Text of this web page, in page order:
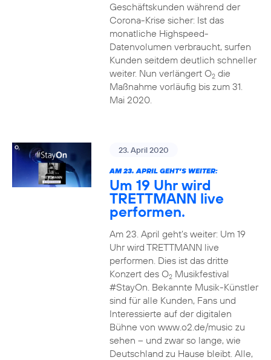
Geschäftskunden während der
Corona-Krise sicher: Ist das
monatliche Highspeed-
Datenvolumen verbraucht, surfen
Kunden seitdem deutlich schneller
weiter. Nun verlängert O2die
Maßnahme vorläufig bis zum 31.
Mai 2020.
23. April 2020
AM 23. APRIL GEHT’S WEITER:
Um 19 Uhr wird
TRETTMANN live
performen.
Am 23. April geht’s weiter: Um 19
Uhr wird TRETTMANN live
performen. Dies ist das dritte
Konzert des O2Musikfestival
#StayOn. Bekannte Musik-Künstler
sind für alle Kunden, Fans und
Interessierte auf der digitalen
Bühne von www.o2.de/music zu
sehen – und zwar so lange, wie
Deutschland zu Hause bleibt. Alle,